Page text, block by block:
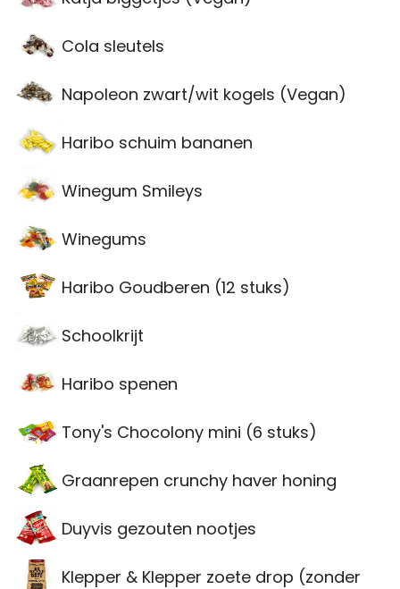
Cola sleutels
Napoleon zwart/wit kogels (Vegan)
Haribo schuim bananen
Winegum Smileys
Winegums
Haribo Goudberen (12 stuks)
Schoolkrijt
Haribo spenen
Tony's Chocolony mini (6 stuks)
Graanrepen crunchy haver honing
Duyvis gezouten nootjes
Klepper & Klepper zoete drop (zonder